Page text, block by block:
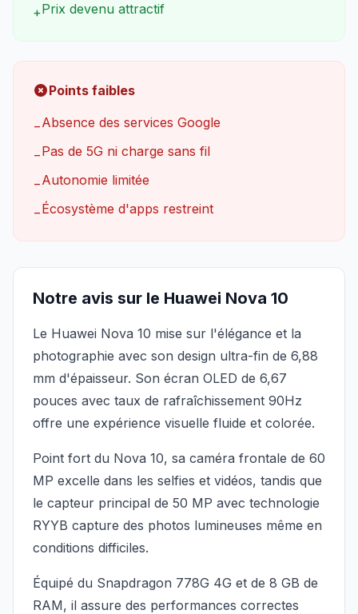
+Prix devenu attractif
Points faibles
−Absence des services Google
−Pas de 5G ni charge sans fil
−Autonomie limitée
−Écosystème d'apps restreint
Notre avis sur le Huawei Nova 10
Le Huawei Nova 10 mise sur l'élégance et la
photographie avec son design ultra-fin de 6,88
mm d'épaisseur. Son écran OLED de 6,67
pouces avec taux de rafraîchissement 90Hz
offre une expérience visuelle fluide et colorée.
Point fort du Nova 10, sa caméra frontale de 60
MP excelle dans les selfies et vidéos, tandis que
le capteur principal de 50 MP avec technologie
RYYB capture des photos lumineuses même en
conditions difficiles.
Équipé du Snapdragon 778G 4G et de 8 GB de
RAM, il assure des performances correctes